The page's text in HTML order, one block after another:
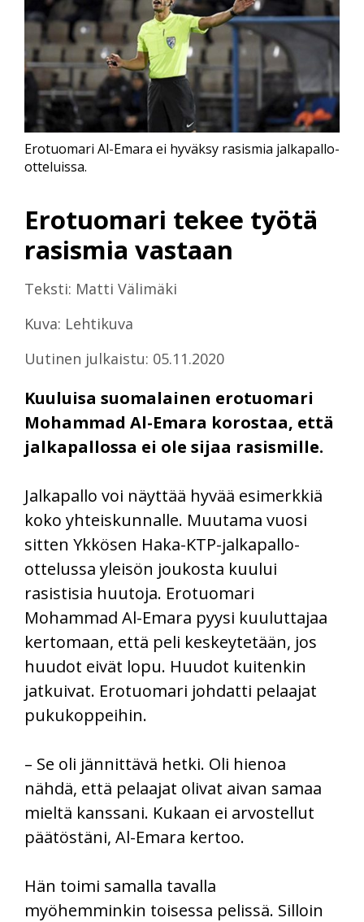
Erotuomari tekee työtä
rasismia vastaan
Teksti: Matti Välimäki
Kuva: Lehtikuva
Uutinen julkaistu: 05.11.2020
Kuuluisa suomalainen erotuomari
Mohammad Al-Emara korostaa, että
jalkapallossa ei ole sijaa rasismille.
Erotuomari Al-Emara ei hyväksy rasismia jalkapallo-
otteluissa.
Jalkapallo voi näyttää hyvää esimerkkiä
koko yhteiskunnalle. Muutama vuosi
sitten Ykkösen Haka-KTP-jalkapallo-
ottelussa yleisön joukosta kuului
rasistisia huutoja. Erotuomari
Mohammad Al-Emara pyysi kuuluttajaa
kertomaan, että peli keskeytetään, jos
huudot eivät lopu. Huudot kuitenkin
jatkuivat. Erotuomari johdatti pelaajat
pukukoppeihin.
– Se oli jännittävä hetki. Oli hienoa
nähdä, että pelaajat olivat aivan samaa
mieltä kanssani. Kukaan ei arvostellut
päätöstäni, Al-Emara kertoo.
Hän toimi samalla tavalla
myöhemminkin toisessa pelissä. Silloin